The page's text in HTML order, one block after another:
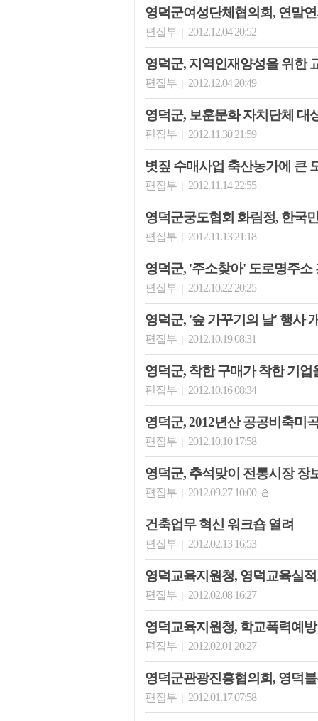
영덕군여성단체협의회, 연말
편집부 | 2012.12.04 20:52
영덕군, 지역인재양성을 위한
편집부 | 2012.12.04 20:49
영덕군, 보훈문화 자치단체 대
편집부 | 2012.11.30 21:59
볏짚 수매사업 축산농가에 큰
편집부 | 2012.11.14 22:55
영덕군궁도협회 화림정, 한국
편집부 | 2012.11.13 21:18
영덕군, '주소찾아' 도로명주소
편집부 | 2012.10.22 20:25
영덕군, '숲 가꾸기의 날' 행사
편집부 | 2012.10.19 08:31
영덕군, 착한 구매가 착한 기업
편집부 | 2012.10.16 08:34
영덕군, 2012년산 공공비축미
편집부 | 2012.10.10 17:58
영덕군, 추석맞이 전통시장 장
편집부 | 2012.09.27 10:00
건축업무 혁신 워크숍 열려
편집부 | 2012.02.13 16:53
영덕교육지원청, 영덕교육실
편집부 | 2012.02.08 16:27
영덕교육지원청, 학교폭력예
편집부 | 2012.02.01 20:27
영덕군관광진흥협의회, 영덕
편집부 | 2012.01.17 07:58